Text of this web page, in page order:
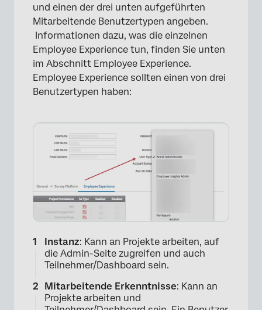
und einen der drei unten aufgeführten
Mitarbeitende Benutzertypen angeben.
Informationen dazu, was die einzelnen
Employee Experience tun, finden Sie unten
im Abschnitt Employee Experience.
Employee Experience sollten einen von drei
Benutzertypen haben:
Instanz: Kann an Projekte arbeiten, auf
die Admin-Seite zugreifen und auch
Teilnehmer/Dashboard sein.
Mitarbeitende Erkenntnisse: Kann an
Projekte arbeiten und